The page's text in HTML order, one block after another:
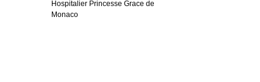
Hospitalier Princesse Grace de
Monaco